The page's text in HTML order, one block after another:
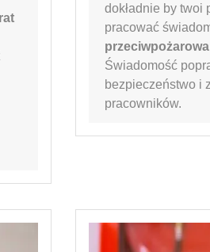
dokładnie by twoi
pracować
Świadomość
bezpieczeństwo i
pracowników.